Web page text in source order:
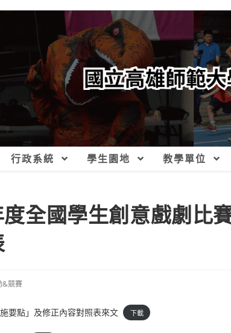
行政系統 學生園地 教學單位
全國學生創意戲劇比
&競賽
要點」及修正內容對照表來文 下載